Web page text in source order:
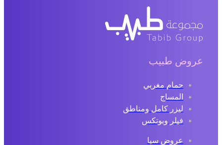
عروض طبيب
حمام مغربي
المساج
ليزر كامل ومناطق
فيلر وبوتكس
عروض سبا